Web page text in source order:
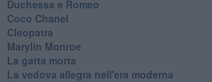
Duchessa e Romeo
Coco Chanel
Cleopatra
Marylin Monroe
La gatta morta
La vedova allegra nell'era moderna